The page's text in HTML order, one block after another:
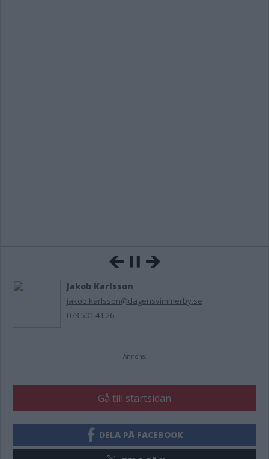
Jakob Karlsson
jakob.karlsson@dagensvimmerby.se
073 501 41 26
Annons:
Gå till startsidan
DELA PÅ FACEBOOK